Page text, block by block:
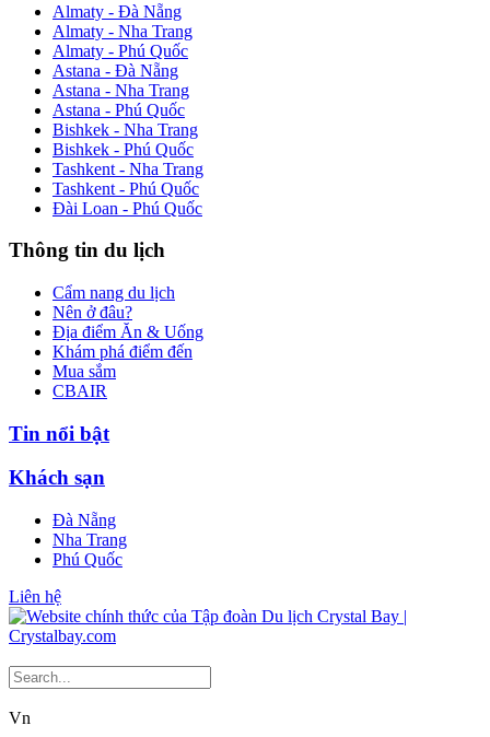
Almaty - Đà Nẵng
Almaty - Nha Trang
Almaty - Phú Quốc
Astana - Đà Nẵng
Astana - Nha Trang
Astana - Phú Quốc
Bishkek - Nha Trang
Bishkek - Phú Quốc
Tashkent - Nha Trang
Tashkent - Phú Quốc
Đài Loan - Phú Quốc
Thông tin du lịch
Cẩm nang du lịch
Nên ở đâu?
Địa điểm Ăn & Uống
Khám phá điểm đến
Mua sắm
CBAIR
Tin nổi bật
Khách sạn
Đà Nẵng
Nha Trang
Phú Quốc
Liên hệ
Vn